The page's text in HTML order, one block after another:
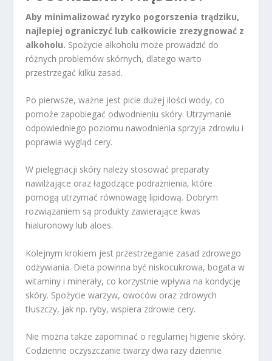
Aby minimalizować ryzyko pogorszenia trądziku,
najlepiej ograniczyć lub całkowicie zrezygnować z
alkoholu. Spożycie alkoholu może prowadzić do
różnych problemów skórnych, dlatego warto
przestrzegać kilku zasad.
Po pierwsze, ważne jest picie dużej ilości wody, co
pomoże zapobiegać odwodnieniu skóry. Utrzymanie
odpowiedniego poziomu nawodnienia sprzyja zdrowiu i
poprawia wygląd cery.
W pielęgnacji skóry należy stosować preparaty
nawilżające oraz łagodzące podrażnienia, które
pomogą utrzymać równowagę lipidową. Dobrym
rozwiązaniem są produkty zawierające kwas
hialuronowy lub aloes.
Kolejnym krokiem jest przestrzeganie zasad zdrowego
odżywiania. Dieta powinna być niskocukrowa, bogata w
witaminy i minerały, co korzystnie wpływa na kondycję
skóry. Spożycie warzyw, owoców oraz zdrowych
tłuszczy, jak np. ryby, wspiera zdrowie cery.
Nie można także zapominać o regularnej higienie skóry.
Codzienne oczyszczanie twarzy dwa razy dziennie